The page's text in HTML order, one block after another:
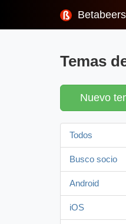
Betabeers
Temas
Nuevo
Todos
Busco socio
Android
iOS